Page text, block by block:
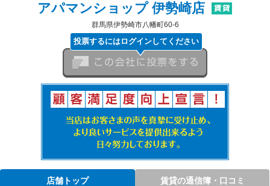
アパマンショップ 伊勢崎店
群馬県伊勢崎市八幡町60-6
この会社に投票をする
投票するにはログインしてください
当店はお客さまの声を真摯に受け止め、より良いサ
ービスを提供出来るよう日々努力しております。
店舗トップ 賃貸の通信簿・口コミ